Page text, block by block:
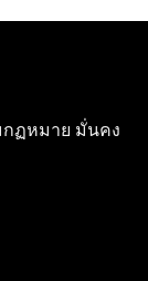
กฏหมาย มั่นคง